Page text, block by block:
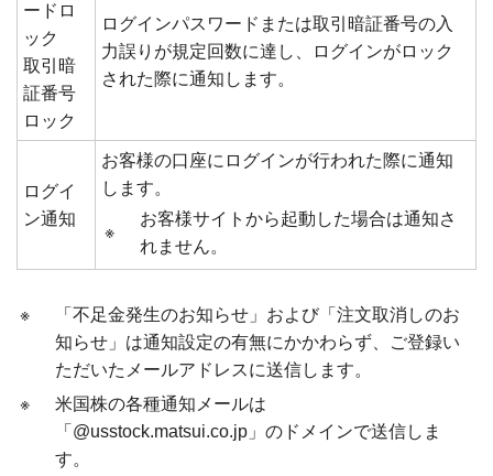
ードロ
ック
取引暗
証番号
ロック
ログインパスワードまたは取引暗証番号の入
力誤りが規定回数に達し、ログインがロック
された際に通知します。
ログイ
ン通知
お客様の口座にログインが行われた際に通知
します。
※
お客様サイトから起動した場合は通知さ
れません。
※
「不足金発生のお知らせ」および「注文取消しのお
知らせ」は通知設定の有無にかかわらず、ご登録い
ただいたメールアドレスに送信します。
※
米国株の各種通知メールは
「@usstock.matsui.co.jp」のドメインで送信しま
す。